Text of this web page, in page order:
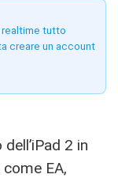
realtime tutto
creare un account
2 in
EA,